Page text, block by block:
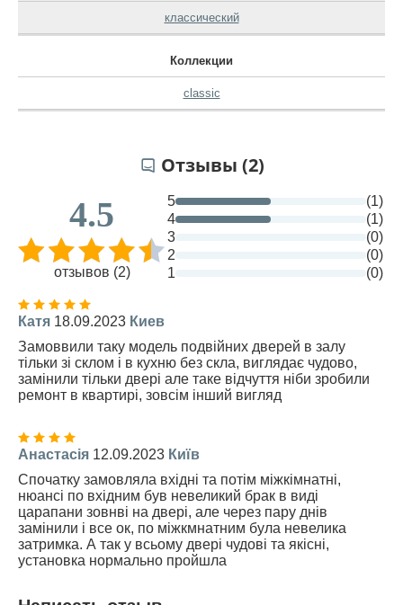
классический
Коллекции
classic
Отзывы (2)
4.5
отзывов (2)
5
(1)
4
(1)
3
(0)
2
(0)
1
(0)
Катя 18.09.2023 Киев
Замоввили таку модель подвійних дверей в залу
тільки зі склом і в кухню без скла, виглядає чудово,
замінили тільки двері але таке відчуття ніби зробили
ремонт в квартирі, зовсім інший вигляд
Анастасія 12.09.2023 Київ
Спочатку замовляла вхідні та потім міжкімнатні,
нюансі по вхідним був невеликий брак в виді
царапани зовнві на двері, але через пару днів
замінили і все ок, по міжкмнатним була невелика
затримка. А так у всьому двері чудові та якісні,
установка нормально пройшла